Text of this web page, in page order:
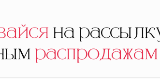
на
распродажам